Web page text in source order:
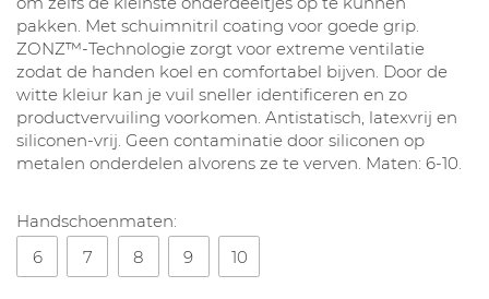
pakken. Met schuimnitril coating voor goede grip.
ZONZ™-Technologie zorgt voor extreme ventilatie
zodat de handen koel en comfortabel bijven. Door de
witte kleiur kan je vuil sneller identificeren en zo
productvervuiling voorkomen. Antistatisch, latexvrij en
siliconen-vrij. Geen contaminatie door siliconen op
metalen onderdelen alvorens ze te verven. Maten: 6-10.
Handschoenmaten:
6
7 8 9 10